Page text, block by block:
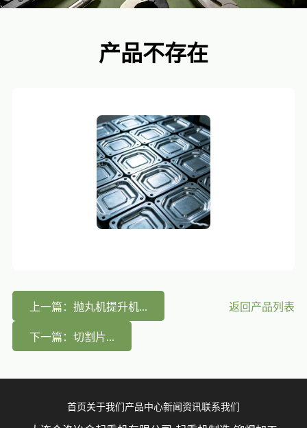
产品不存在
上一篇：抛丸机提升机... 返回产品列表
下一篇：切割片...
首页 关于我们 产品中心新闻资讯联系我们